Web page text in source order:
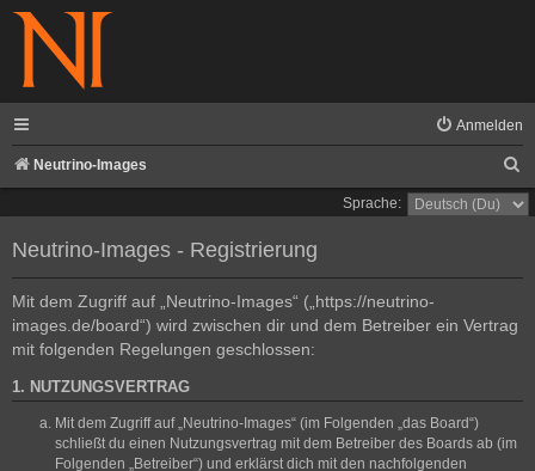
Anmelden
Neutrino-Images
u
Sprache:
Neutrino-Images - Registrierung
Mit dem Zugriff auf „Neutrino-Images“ („https://neutrino-
images.de/board“) wird zwischen dir und dem Betreiber ein Vertrag
mit folgenden Regelungen geschlossen:
1. NUTZUNGSVERTRAG
Mit dem Zugriff auf „Neutrino-Images“ (im Folgenden „das Board“)
schließt du einen Nutzungsvertrag mit dem Betreiber des Boards ab (im
Folgenden „Betreiber“) und erklärst dich mit den nachfolgenden